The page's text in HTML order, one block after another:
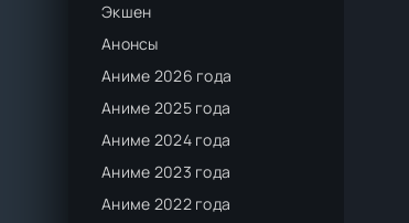
Экшен
Анонсы
Аниме 2026 года
Аниме 2025 года
Аниме 2024 года
Аниме 2023 года
Аниме 2022 года